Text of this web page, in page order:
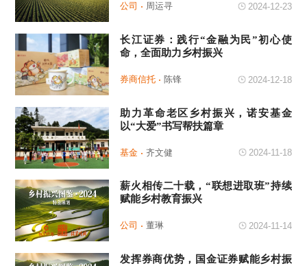
公司 周运寻 2024-12-23
长江证券：践行“金融为民”初心使
命，全面助力乡村振兴
券商信托 陈锋 2024-12-18
助力革命老区乡村振兴，诺安基金
以“大爱”书写帮扶篇章
基金 齐文健 2024-11-18
薪火相传二十载，“联想进取班”持续
赋能乡村教育振兴
公司 董琳 2024-11-14
发挥券商优势，国金证券赋能乡村振